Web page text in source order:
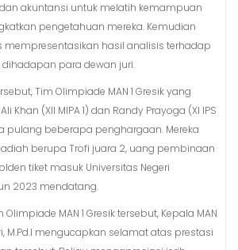
akuntansi untuk melatih kemampuan
pengetahuan mereka. Kemudian
mempresentasikan hasil analisis terhadap
para dewan juri.
Tim Olimpiade MAN 1 Gresik yang
Khan (XII MIPA 1) dan Randy Prayoga (XI IPS
pulang beberapa penghargaan. Mereka
berupa Trofi juara 2, uang pembinaan
tiket masuk Universitas Negeri
2023 mendatang.
MAN 1 Gresik tersebut, Kepala MAN
M.Pd.I mengucapkan selamat atas prestasi